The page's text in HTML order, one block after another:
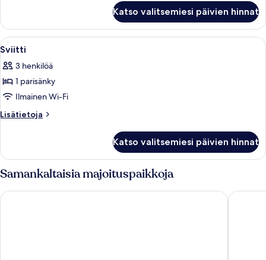
satamaan
kuvat
1
suuri
parisänky,
satamaan
Katso valitsemiesi päivien hinnat
Avaa
kaikki
huonetyypin
Sviitti
kuvat
Moderni hotellihuone, jossa on
9
Sviitti
3 henkilöä
1 parisänky
Ilmainen Wi-Fi
Lisätietoja
Lisätietoja
Katso valitsemiesi päivien hinnat
Samankaltaisia majoituspaikkoja
Pan Pacific Singapore